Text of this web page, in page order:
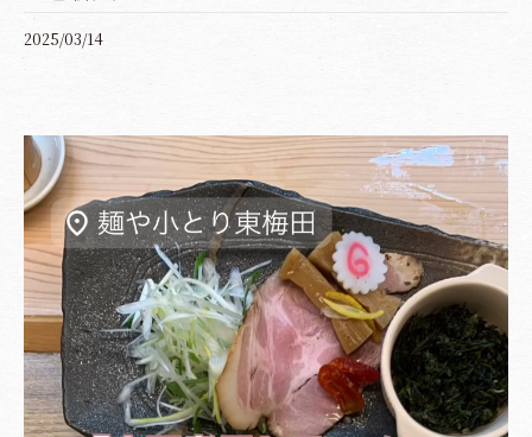
2025/03/14